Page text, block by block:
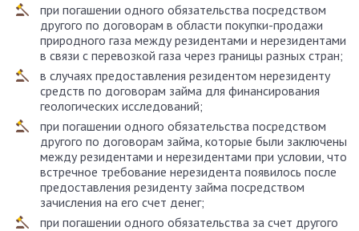
при погашении одного обязательства посредством
другого по договорам в области покупки-продажи
природного газа между резидентами и нерезидентами
в связи с перевозкой газа через границы разных стран;
в случаях предоставления резидентом нерезиденту
средств по договорам займа для финансирования
геологических исследований;
при погашении одного обязательства посредством
другого по договорам займа, которые были заключены
между резидентами и нерезидентами при условии, что
встречное требование нерезидента появилось после
предоставления резиденту займа посредством
зачисления на его счет денег;
при погашении одного обязательства за счет другого